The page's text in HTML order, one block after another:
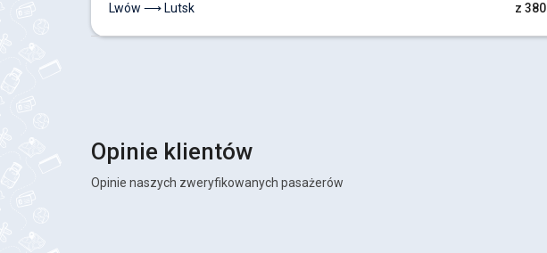
Lwów ⟶ Lutsk z 380
Opinie klientów
Opinie naszych zweryfikowanych pasażerów